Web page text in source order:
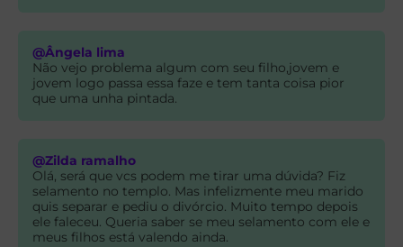
@Ângela lima
Não vejo problema algum com seu filho,jovem e
jovem logo passa essa faze e tem tanta coisa pior
que uma unha pintada.
@Zilda ramalho
Olá, será que vcs podem me tirar uma dúvida? Fiz
selamento no templo. Mas infelizmente meu marido
quis separar e pediu o divórcio. Muito tempo depois
ele faleceu. Queria saber se meu selamento com ele e
meus filhos está valendo ainda.